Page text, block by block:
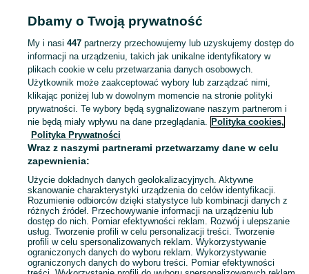
Strona główna Kujawsko-pomorskie Raciąż
KATEGORIA
Skorzystaj z największego serwisu ogłoszeniowego - Raciąż i okolice! Kupuj to, czego pragniesz i sprzedawaj to, czego już nie potrzebujesz! Zobacz
Mapa kategorii
Mapa miejscowości
Mapa ministron
Popularne wyszukiwania
Dbamy o Twoją prywatność
My i nasi 447partnerzy przechowujemy lub uzyskujemy dostęp do
informacji na urządzeniu, takich jak unikalne identyfikatory w
plikach cookie w celu przetwarzania danych osobowych.
Użytkownik może zaakceptować wybory lub zarządzać nimi,
klikając poniżej lub w dowolnym momencie na stronie polityki
prywatności. Te wybory będą sygnalizowane naszym partnerom i
nie będą miały wpływu na dane przeglądania. Polityka cookies,
Polityka Prywatności
Wraz z naszymi partnerami przetwarzamy dane w celu
zapewnienia:
Użycie dokładnych danych geolokalizacyjnych. Aktywne
skanowanie charakterystyki urządzenia do celów identyfikacji.
Rozumienie odbiorców dzięki statystyce lub kombinacji danych z
różnych źródeł. Przechowywanie informacji na urządzeniu lub
dostęp do nich. Pomiar efektywności reklam. Rozwój i ulepszanie
usług. Tworzenie profili w celu personalizacji treści. Tworzenie
profili w celu spersonalizowanych reklam. Wykorzystywanie
ograniczonych danych do wyboru reklam. Wykorzystywanie
ograniczonych danych do wyboru treści. Pomiar efektywności